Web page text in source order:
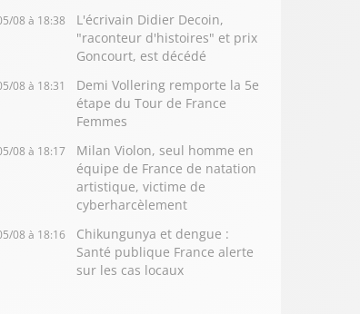
08 à 18:38
L'écrivain Didier Decoin,
"raconteur d'histoires" et prix
Goncourt, est décédé
08 à 18:31
Demi Vollering remporte la 5e
étape du Tour de France
Femmes
08 à 18:17
Milan Violon, seul homme en
équipe de France de natation
artistique, victime de
cyberharcèlement
08 à 18:16
Chikungunya et dengue :
Santé publique France alerte
sur les cas locaux